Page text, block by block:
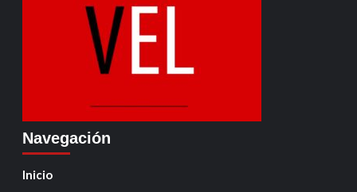
Navegación
Inicio